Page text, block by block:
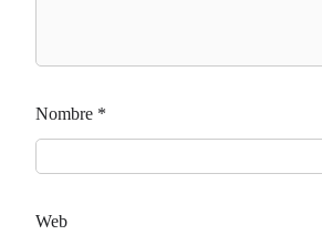
Nombre *
Web